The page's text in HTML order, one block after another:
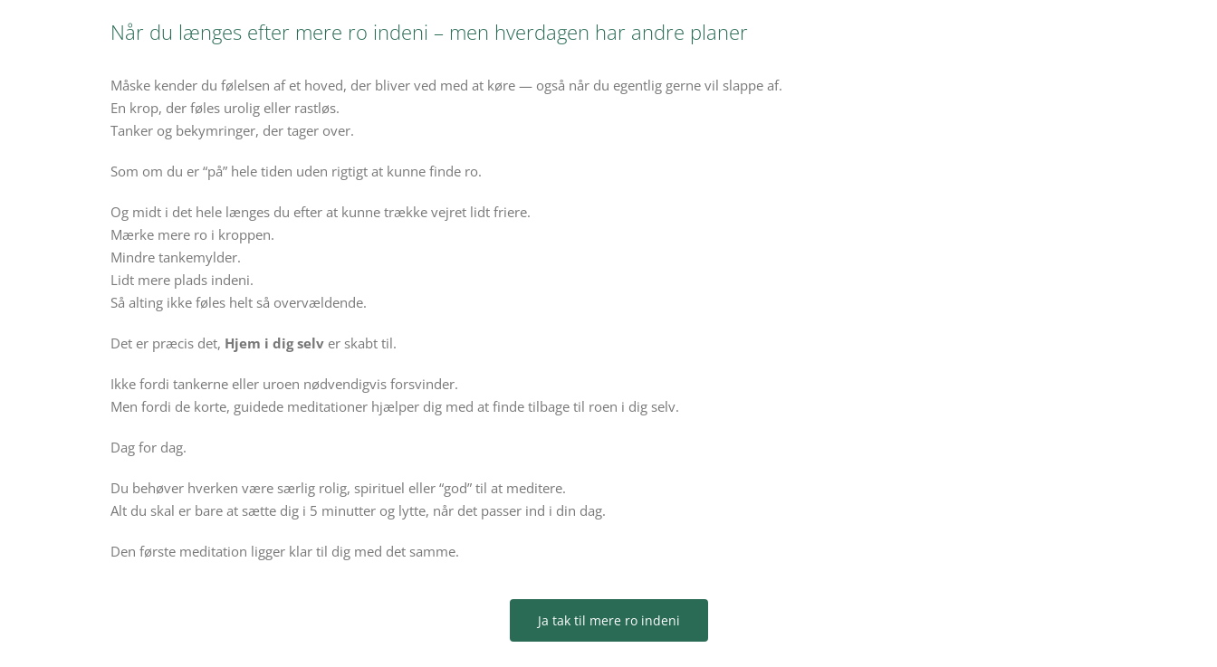
Når du længes efter mere ro indeni – men hverdagen har andre planer
Måske kender du følelsen af et hoved, der bliver ved med at køre — også når du egentlig gerne vil slappe af.
En krop, der føles urolig eller rastløs.
Tanker og bekymringer, der tager over.
Som om du er “på” hele tiden uden rigtigt at kunne finde ro.
Og midt i det hele længes du efter at kunne trække vejret lidt friere.
Mærke mere ro i kroppen.
Mindre tankemylder.
Lidt mere plads indeni.
Så alting ikke føles helt så overvældende.
Det er præcis det, Hjem i dig selver skabt til.
Ikke fordi tankerne eller uroen nødvendigvis forsvinder.
Men fordi de korte, guidede meditationer hjælper dig med at finde tilbage til roen i dig selv.
Dag for dag.
Du behøver hverken være særlig rolig, spirituel eller “god” til at meditere.
Alt du skal er bare at sætte dig i 5 minutter og lytte, når det passer ind i din dag.
Den første meditation ligger klar til dig med det samme.
Ja tak til mere ro indeni